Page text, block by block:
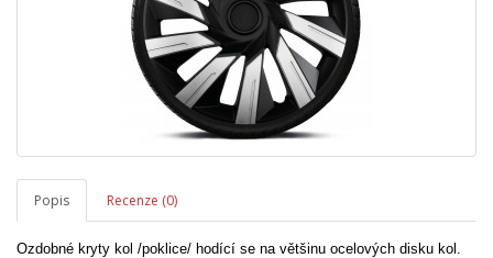
Popis Recenze (0)
Ozdobné kryty kol /poklice/ hodící se na většinu ocelových disku kol.